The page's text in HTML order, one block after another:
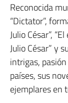
Reconocida
“Dictator”,
Julio César”,
Julio César” y
intrigas,
países, sus
ejemplares en